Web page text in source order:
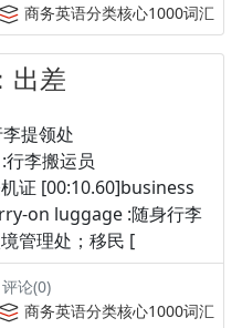
商务英语分类核心1000词汇
出差
提领处
李搬运员
证 [00:10.60]business
on luggage :随身行李
管理处；移民 [
论(0)
商务英语分类核心1000词汇